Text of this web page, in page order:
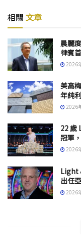
相關 文章
晨麗
律賓
2026
美高
年純
2026
22 歲
冠軍
2026
Light
出任
2026